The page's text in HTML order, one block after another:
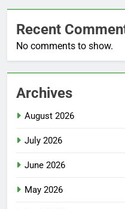
Recent
No comments to show.
Archives
August 2026
July 2026
June 2026
May 2026